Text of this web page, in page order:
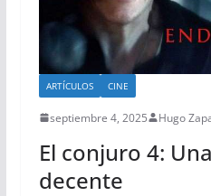
ARTÍCULOS CINE
septiembre 4, 2025 Hugo
El conjuro 4:
decente